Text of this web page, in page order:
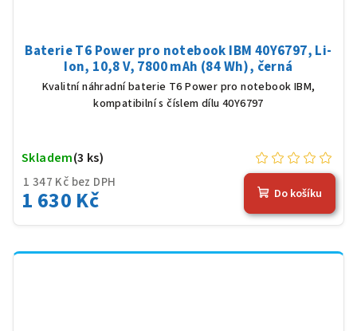
Baterie T6 Power pro notebook IBM 40Y6797, Li-
Ion, 10,8 V, 7800 mAh (84 Wh), černá
Kvalitní náhradní baterie T6 Power pro notebook IBM,
kompatibilní s číslem dílu 40Y6797
1 347 Kč bez DPH
1 630 Kč
Skladem(3 ks)
Do košíku